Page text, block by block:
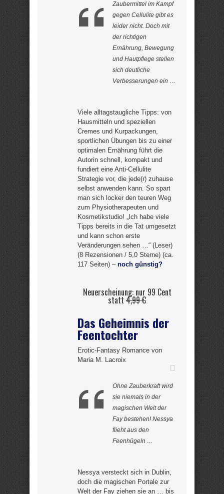
Zaubermittel im Kampf
gegen Cellulite gibt es
leider nicht. Doch mit
der richtigen
Ernährung, Bewegung
und Hautpflege stellen
sich deutliche
Verbesserungen ein …
Viele alltagstaugliche Tipps: von
Hausmitteln und speziellen
Cremes und Kurpackungen,
sportlichen Übungen bis zu einer
optimalen Ernährung führt die
Autorin schnell, kompakt und
fundiert eine Anti-Cellulite
Strategie vor, die jede(r) zuhause
selbst anwenden kann. So spart
man sich locker den teuren Weg
zum Physiotherapeuten und
Kosmetikstudio! „Ich habe viele
Tipps bereits in die Tat umgesetzt
und kann schon erste
Veränderungen sehen …“ (Leser)
(8 Rezensionen / 5,0 Sterne) (ca.
117 Seiten) – noch günstig?
Neuerscheinung: nur 99 Cent
statt 4,99 €
Das Geheimnis der
Feentochter
Erotic-Fantasy Romance von
Maria M. Lacroix
Ohne Zauberkraft wird
sie niemals in der
magischen Welt der
Fay bestehen! Nessya
flieht aus den
Feenhügeln …
Nessya versteckt sich in Dublin,
doch die magischen Portale zur
Welt der Fay ziehen sie an … bis